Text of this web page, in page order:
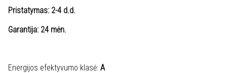
Pristatymas: 2-4 d.d.
Garantija: 24 mėn.
Energijos efektyvumo klasė: A